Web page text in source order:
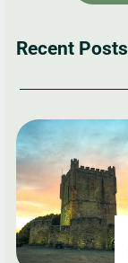
Recent Posts